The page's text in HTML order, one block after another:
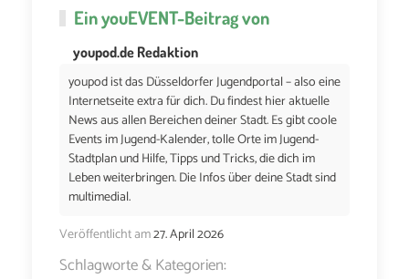
EinyouEVENT-Beitrag von
youpod.de Redaktion
youpod ist das Düsseldorfer Jugendportal – also eine
Internetseite extra für dich. Du findest hier aktuelle
News aus allen Bereichen deiner Stadt. Es gibt coole
Events im Jugend-Kalender, tolle Orte im Jugend-
Stadtplan und Hilfe, Tipps und Tricks, die dich im
Leben weiterbringen. Die Infos über deine Stadt sind
multimedial.
Veröffentlicht am27. April 2026
Schlagworte & Kategorien: